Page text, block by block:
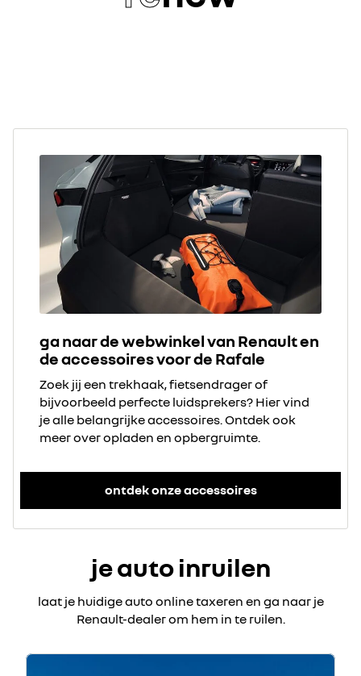
ga naar de webwinkel van Renault en
de accessoires voor de Rafale
Zoek jij een trekhaak, fietsendrager of
bijvoorbeeld perfecte luidsprekers? Hier vind
je alle belangrijke accessoires. Ontdek ook
meer over opladen en opbergruimte.
ontdek onze accessoires
je auto inruilen
laat je huidige auto online taxeren en ga naar je
Renault-dealer om hem in te ruilen.